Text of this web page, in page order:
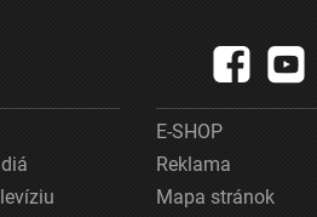
E-SHOP
Reklama
Mapa stránok